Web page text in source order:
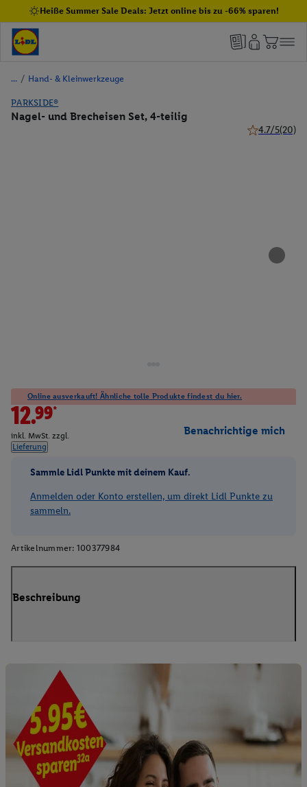
Heiße Summer Sale Deals: Jetzt online bis zu -66% sparen!
/ Hand- & Kleinwerkzeuge
PARKSIDE®
Nagel- und Brecheisen Set, 4-teilig
4.7/5(20)
Online ausverkauft! Ähnliche tolle Produkte findest du hier.
12.99*
inkl. MwSt. zzgl.
Lieferung
Benachrichtige mich
Sammle Lidl Punkte mit deinem Kauf.
Anmelden oder Konto erstellen, um direkt Lidl Punkte zu
sammeln.
Artikelnummer: 100377984
Beschreibung